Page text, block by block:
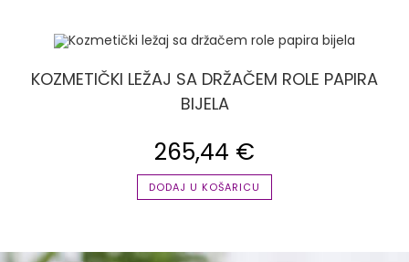
KOZMETIČKI LEŽAJ SA DRŽAČEM ROLE PAPIRA
BIJELA
265,44 €
DODAJ U KOŠARICU